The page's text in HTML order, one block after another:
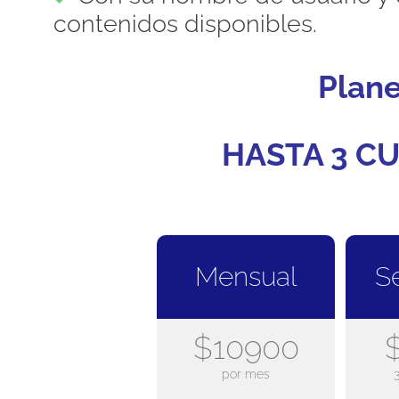
contenidos disponibles.
HASTA 3
Mensual
$10900
por mes